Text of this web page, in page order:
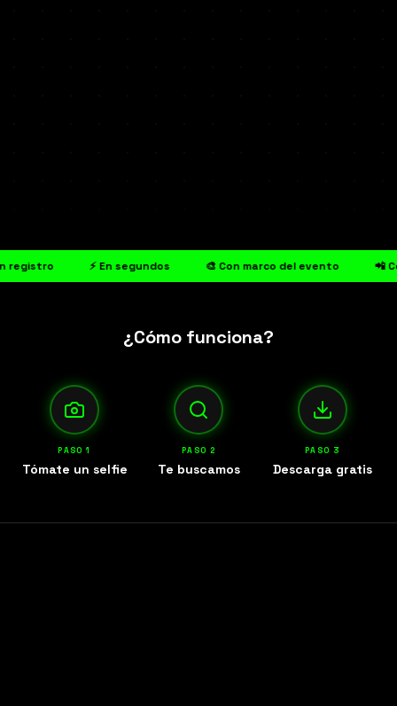
registro ⚡ En segundos 🎨 Con marco del evento 📲
¿Cómo funciona?
PASO1
Tómate un selfie
PASO 2
Te buscamos
PASO 3
Descarga gratis